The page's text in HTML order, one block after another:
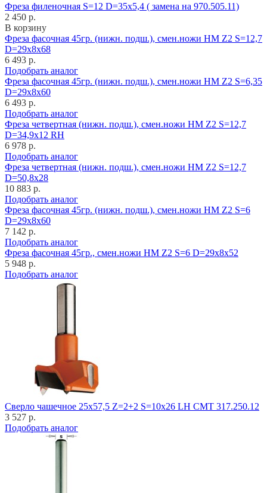
Фреза филеночная S=12 D=35x5,4 ( замена на 970.505.11)
2 450 р.
В корзину
Фреза фасочная 45гр. (нижн. подш.), смен.ножи HM Z2 S=12,7
D=29x8x68
6 493 р.
Подобрать аналог
Фреза фасочная 45гр. (нижн. подш.), смен.ножи HM Z2 S=6,35
D=29x8x60
6 493 р.
Подобрать аналог
Фреза четвертная (нижн. подш.), смен.ножи HM Z2 S=12,7
D=34,9x12 RH
6 978 р.
Подобрать аналог
Фреза четвертная (нижн. подш.), смен.ножи HM Z2 S=12,7
D=50,8x28
10 883 р.
Подобрать аналог
Фреза фасочная 45гр. (нижн. подш.), смен.ножи HM Z2 S=6
D=29x8x60
7 142 р.
Подобрать аналог
Фреза фасочная 45гр., смен.ножи HM Z2 S=6 D=29x8x52
5 948 р.
Подобрать аналог
Cверло чашечное 25x57,5 Z=2+2 S=10x26 LH CMT 317.250.12
3 527 р.
Подобрать аналог